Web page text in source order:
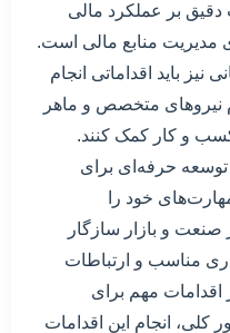
دقیق بر عملکرد مالی
مدیریت منابع مالی است.
نیز باید اقداماتی انجام
نیروهای متخصص و ماهر
کسب و کار کمک کنند.
حرفه‌ای برای
خود را
صنعت و بازار سازگار
مناسب و ارتباطات
اقدامات مهم برای
کلی، انجام این اقدامات